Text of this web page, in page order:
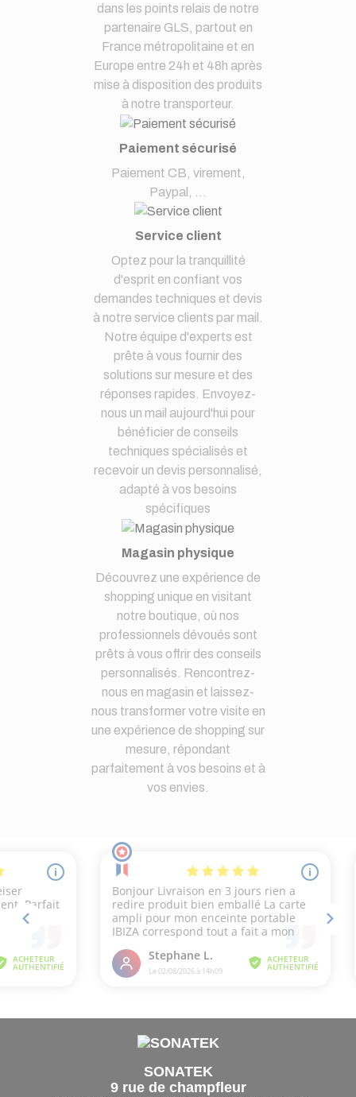
dans les points relais de notre
partenaire GLS, partout en
France métropolitaine et en
Europe entre 24h et 48h après
mise à disposition des produits
à notre transporteur.
Paiement sécurisé
Paiement CB, virement,
Paypal, ...
Service client
Optez pour la tranquillité
d'esprit en confiant vos
demandes techniques et devis
à notre service clients par mail.
Notre équipe d'experts est
prête à vous fournir des
solutions sur mesure et des
réponses rapides. Envoyez-
nous un mail aujourd'hui pour
bénéficier de conseils
techniques spécialisés et
recevoir un devis personnalisé,
adapté à vos besoins
spécifiques
Magasin physique
Découvrez une expérience de
shopping unique en visitant
notre boutique, où nos
professionnels dévoués sont
prêts à vous offrir des conseils
personnalisés. Rencontrez-
nous en magasin et laissez-
nous transformer votre visite en
une expérience de shopping sur
mesure, répondant
parfaitement à vos besoins et à
vos envies.
SONATEK
9 rue de champfleur